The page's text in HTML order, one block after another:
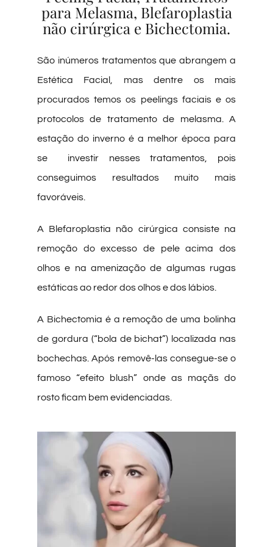
para Melasma, Blefaroplastia
não cirúrgica e Bichectomia.
São inúmeros tratamentos que abrangem a
Estética Facial, mas dentre os mais
procurados temos os peelings faciais e os
protocolos de tratamento de melasma. A
estação do inverno é a melhor época para
se investir nesses tratamentos, pois
conseguimos resultados muito mais
favoráveis.
A Blefaroplastia não cirúrgica consiste na
remoção do excesso de pele acima dos
olhos e na amenização de algumas rugas
estáticas ao redor dos olhos e dos lábios.
A Bichectomia é a remoção de uma bolinha
de gordura (“bola de bichat”) localizada nas
bochechas. Após removê-las consegue-se o
famoso “efeito blush” onde as maçãs do
rosto ficam bem evidenciadas.